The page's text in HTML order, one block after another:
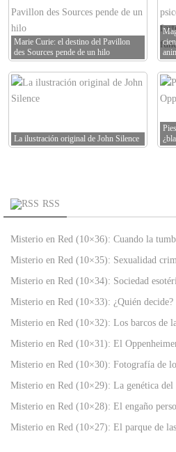
Marie Curie: el destino del Pavillon
des Sources pende de un hilo
La ilustración original de John Silence
RSS
Misterio en Red (10×36): Cuando la
Misterio en Red (10×35): Sexualidad
Misterio en Red (10×34): Sociedad
Misterio en Red (10×33): ¿Quién decide?
Misterio en Red (10×32): Los barcos de
Misterio en Red (10×31): El
Misterio en Red (10×30): Fotografía de
Misterio en Red (10×29): La genética del
Misterio en Red (10×28): El engaño
Misterio en Red (10×27): El parque de